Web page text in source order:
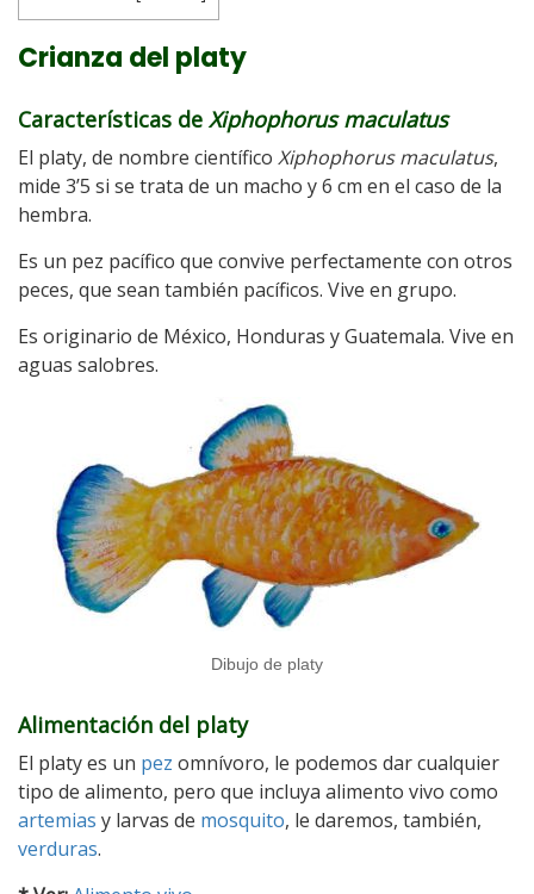
Crianza del platy
Características de Xiphophorus maculatus
El platy, de nombre científico Xiphophorus maculatus,
mide 3’5 si se trata de un macho y 6 cm en el caso de la
hembra.
Es un pez pacífico que convive perfectamente con otros
peces, que sean también pacíficos. Vive en grupo.
Es originario de México, Honduras y Guatemala. Vive en
aguas salobres.
Dibujo de platy
Alimentación del platy
El platy es un pez omnívoro, le podemos dar cualquier
tipo de alimento, pero que incluya alimento vivo como
artemias y larvas de mosquito, le daremos, también,
verduras.